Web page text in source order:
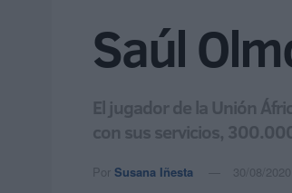
Saúl
El jugador de la Unión
con sus servicios,
Por Susana Iñesta 30/08/